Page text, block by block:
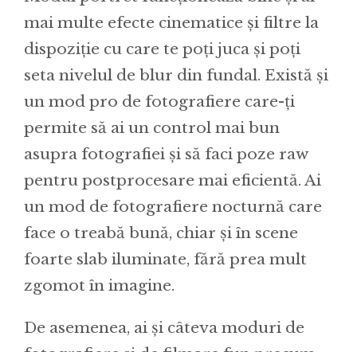
mai multe efecte cinematice și filtre la
dispoziție cu care te poți juca și poți
seta nivelul de blur din fundal. Există și
un mod pro de fotografiere care-ți
permite să ai un control mai bun
asupra fotografiei și să faci poze raw
pentru postprocesare mai eficientă. Ai
un mod de fotografiere nocturnă care
face o treabă bună, chiar și în scene
foarte slab iluminate, fără prea mult
zgomot în imagine.
De asemenea, ai și câteva moduri de